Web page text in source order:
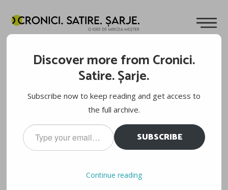
ROLAND-GARROS, FAZA PE REVER
Discover more from Cronici.
Satire. Șarje.
Subscribe now to keep reading and get access to
the full archive.
Type
your
email…
SUBSCRIBE
Continue reading